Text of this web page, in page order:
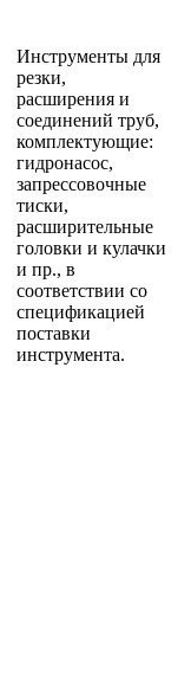
Инструменты для
резки,
расширения и
соединений труб,
комплектующие:
гидронасос,
запрессовочные
тиски,
расширительные
головки и кулачки
и пр., в
соответствии со
спецификацией
поставки
инструмента.